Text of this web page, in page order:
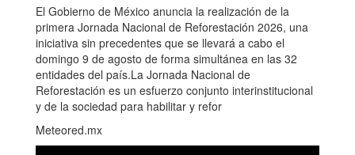
El Gobierno de México anuncia la realización de la
primera Jornada Nacional de Reforestación 2026, una
iniciativa sin precedentes que se llevará a cabo el
domingo 9 de agosto de forma simultánea en las 32
entidades del país.La Jornada Nacional de
Reforestación es un esfuerzo conjunto interinstitucional
y de la sociedad para habilitar y refor
Meteored.mx